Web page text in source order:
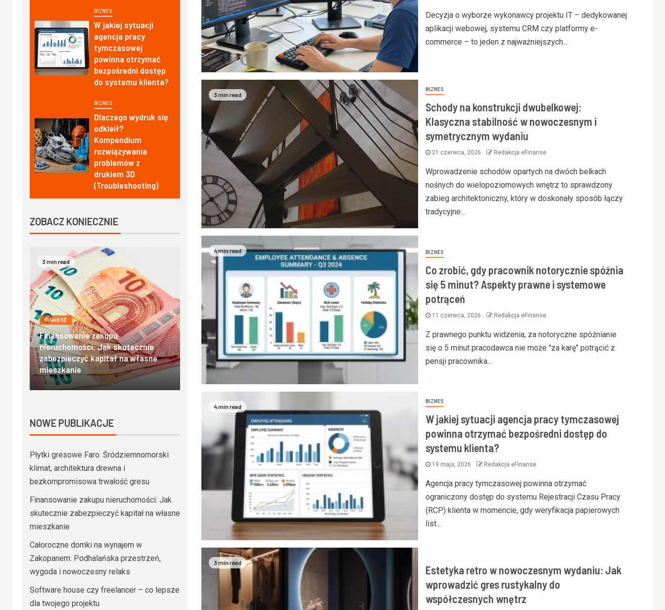
Decyzja o wyborze wykonawcy projektu IT – dedykowanej
aplikacji webowej, systemu CRM czy platformy e-
commerce – to jeden z najważniejszych...
3 min read
BIZNES
Schody na konstrukcji dwubelkowej:
Klasyczna stabilność w nowoczesnym i
symetrycznym wydaniu
21 czerwca, 2026 Redakcja eFinanse
Wprowadzenie schodów opartych na dwóch belkach
nośnych do wielopoziomowych wnętrz to sprawdzony
zabieg architektoniczny, który w doskonały sposób łączy
tradycyjne...
4 min read BIZNES
Co zrobić, gdy pracownik notorycznie spóźnia
się 5 minut? Aspekty prawne i systemowe
potrąceń
11 czerwca, 2026 Redakcja eFinanse
Z prawnego punktu widzenia, za notoryczne spóźnianie
się o 5 minut pracodawca nie może "za karę" potrącić z
pensji pracownika...
4 min read
BIZNES
W jakiej sytuacji agencja pracy tymczasowej
powinna otrzymać bezpośredni dostęp do
systemu klienta?
19 maja, 2026 Redakcja eFinanse
Agencja pracy tymczasowej powinna otrzymać
ograniczony dostęp do systemu Rejestracji Czasu Pracy
(RCP) klienta w momencie, gdy weryfikacja papierowych
list...
3 min read
Estetyka retro w nowoczesnym wydaniu: Jak
wprowadzić gres rustykalny do
współczesnych wnętrz
BIZNES
W jakiej sytuacji
agencja pracy
tymczasowej
powinna otrzymać
bezpośredni dostęp
do systemu klienta?
BIZNES
Dlaczego wydruk się
odkleił?
Kompendium
rozwiązywania
problemów z
drukiem 3D
(Troubleshooting)
ZOBACZ KONIECZNIE
4 min read
FINANSE
Domki w zakopanem – poznaj
góralski klimat w najlepszym
wydaniu
2 min read
FINANSE POŻYCZKI
Oprocentowanie kredytu
hipotecznego – stałe czy zmienne?
Porady dla kredytobiorców
3 min read
FINANSE
Dlaczego warto powierzyć
aranżację wnętrza
doświadczonemu projektantowi?
NOWE PUBLIKACJE
Płytki gresowe Faro: Śródziemnomorski
klimat, architektura drewna i
bezkompromisowa trwałość gresu
Finansowanie zakupu nieruchomości: Jak
skutecznie zabezpieczyć kapitał na własne
mieszkanie
Całoroczne domki na wynajem w
Zakopanem: Podhalańska przestrzeń,
wygoda i nowoczesny relaks
Software house czy freelancer – co lepsze
dla twojego projektu